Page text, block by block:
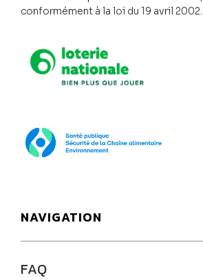
conformément à la loi du 19 avril 2002.
Loterie Nationale
NAVIGATION
FAQ